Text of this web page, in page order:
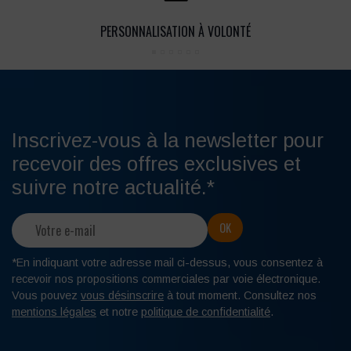
DES CHAUSSURES LÉGÈRES ET
Afin de répondre au mieux à vos besoins, Col Bleu vous
propose des chaussures de sécurité légères et
confortables. Elaborées avec des matériaux résistants,
souples et respirants, nos chaussures de travail vous
sécuritaire, nos
chaussures de sécurité légères et
confortablesprofitent d’un design moderne.
DES CHAUSSURES DE SÉCURITÉ POUR
FEMMES
PERSONNALISATION À VOLONTÉ
Inscrivez-vous à la newsletter pour
recevoir des offres exclusives et
suivre notre actualité.*
*En indiquant votre adresse mail ci-dessus, vous consentez à
recevoir nos propositions commerciales par voie électronique.
Vous pouvez vous désinscrire à tout moment. Consultez nos
mentions légales et notre politique de confidentialité.